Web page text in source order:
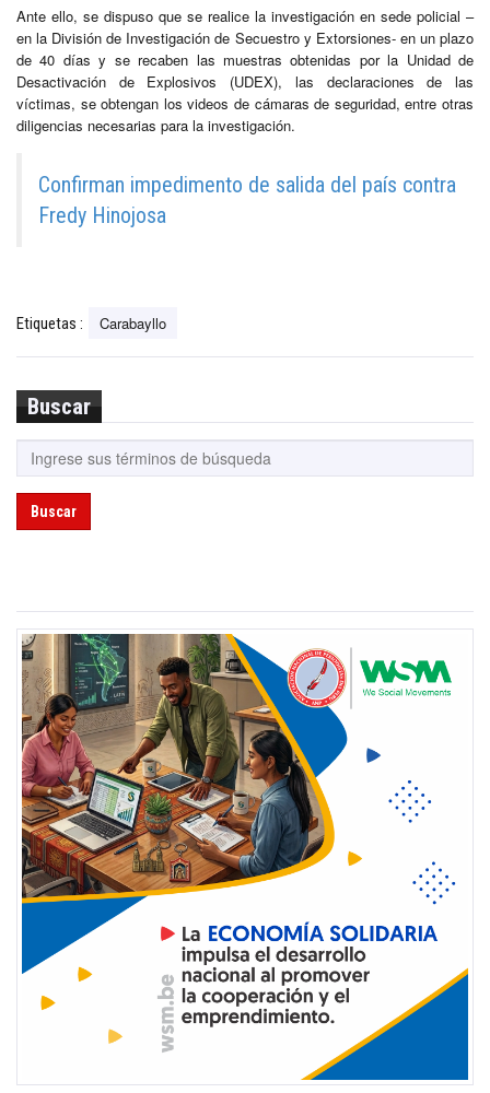
Ante ello, se dispuso que se realice la investigación en sede policial –
en la División de Investigación de Secuestro y Extorsiones- en un plazo
de 40 días y se recaben las muestras obtenidas por la Unidad de
Desactivación de Explosivos (UDEX), las declaraciones de las
víctimas, se obtengan los videos de cámaras de seguridad, entre otras
diligencias necesarias para la investigación.
Confirman impedimento de salida del país contra
Fredy Hinojosa
Etiquetas : Carabayllo
Buscar
Buscar